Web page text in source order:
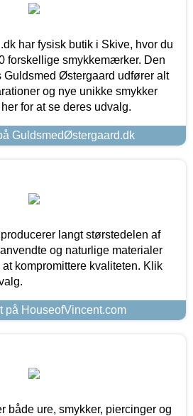
har fysisk butik i Skive, hvor du
forskellige smykkemærker. Den
Guldsmed Østergaard udfører alt
og nye unikke smykker
for at se deres udvalg.
GuldsmedØstergaard.dk
langt størstedelen af
og naturlige materialer
kompromittere kvaliteten. Klik
på HouseofVincent.com
både ure, smykker, piercinger og